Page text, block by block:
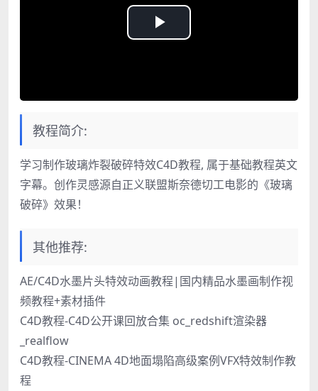
Play
教程简介:
学习制作玻璃炸裂破碎特效C4D教程, 属于基础教程英文
字幕。创作灵感源自正义联盟斯奈德切工电影的《玻璃
破碎》效果！
其他推荐:
AE/C4D水墨片头特效动画教程|国内精品水墨画制作视
频教程+素材插件
C4D教程-C4D公开课回放合集 oc_redshift渲染器
_realflow
C4D教程-CINEMA 4D地面塌陷高级案例VFX特效制作教
程